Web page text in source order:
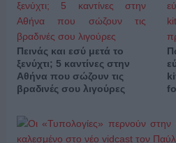
Πεινάς και εσύ μετά το
ξενύχτι; 5 καντίνες στην
Αθήνα που σώζουν τις
βραδινές σου λιγούρες